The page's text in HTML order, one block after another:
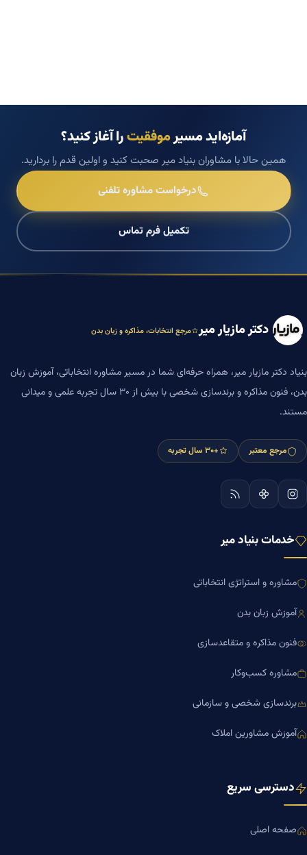
آمازه‌اید مسیرموفقیترا آغاز کنید؟
همین حالا با مشاوران بنیاد میر صحبت کنید و اولین قدم را بردارید.
درخواست مشاوره تلفنی
تکمیل فرم تماس
دکتر مازیار میر مرجع انتخابات، مذاکره و زبان بدن
بنیاد دکتر مازیار میر، همراه حرفه‌ای شما در مسیر مشاوره انتخاباتی، آموزش زبان
بدن، فنون مذاکره و برندسازی شخصی با بیش از ۳۰ سال تجربه علمی و میدانی
مستند.
مرجع معتبر +۳۰ سال تجربه
خدمات بنیاد میر
مشاوره و استراتژی انتخاباتی
آموزش زبان بدن
فنون مذاکره و متقاعدسازی
مشاوره کسب‌وکار
برندسازی شخصی و سازمانی
آموزش مشاورین املاک
دسترسی سریع
صفحه اصلی